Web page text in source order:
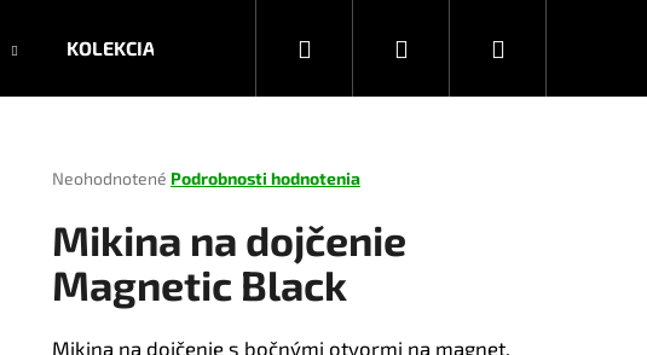
KOLEKCIA JESEŇ/ZIMA 2026 KOLEKCIA JAR/LETO 2025
Hľadať PrihlásenieNákupný
Priemerné
produktu
je
0,0
z
hviezdičiek.
Neohodnotené Podrobnosti hodnotenia
Mikina na dojčenie
Magnetic Black
Mikina na dojčenie s bočnými otvormi na magnet.